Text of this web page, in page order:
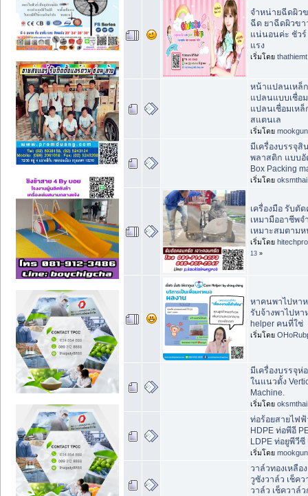
จำหน่ายฉีดผิว
ฉีด ยาฉีดผิวขา
แน่นอนค่ะ ชัวร์
แรง
เริ่มโดย thathiemt
หน้าแปลนเหล็
แปลนแบบเชื่อ
แปลนเชื่อมเห
สแตนเล
เริ่มโดย
มีเครื่องบรรจุสิ
พลาสติก แบบอั
Box Packing
เริ่มโดย oksmthai
เครื่องมือ รับตั
เหมามืออาชีพจ
เหมาะสมตาม
เริ่มโดย
13 »
หาคนพาไปหา
รับจ้างพาไปหา
helper คนที่ใช่
เริ่มโดย
มีเครื่องบรรจุห่
ในแนวตั้ง
Machine.
เริ่มโดย oksmthai
ท่อร้อยสายไฟฟ้
HDPE ท่อพีอี
LDPE ท่อยูพีวีซี
เริ่มโดย
วาล์วทองเหลือ
วูซังวาล์ว เช็ค
วาล์ว เช็ควาล์